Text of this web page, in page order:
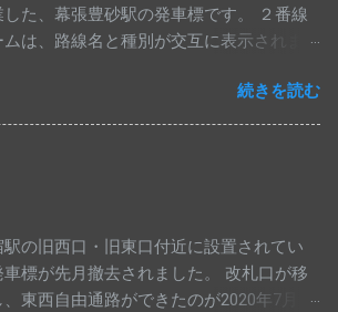
した、幕張豊砂駅の発車標です。 ２番線
ムは、路線名と種別が交互に表示されま
されるのは初めてと思われます。続きを読む
駅の旧西口・旧東口付近に設置されてい
車標が先月撤去されました。 改札口が移
、東西自由通路ができたのが2020年7月19